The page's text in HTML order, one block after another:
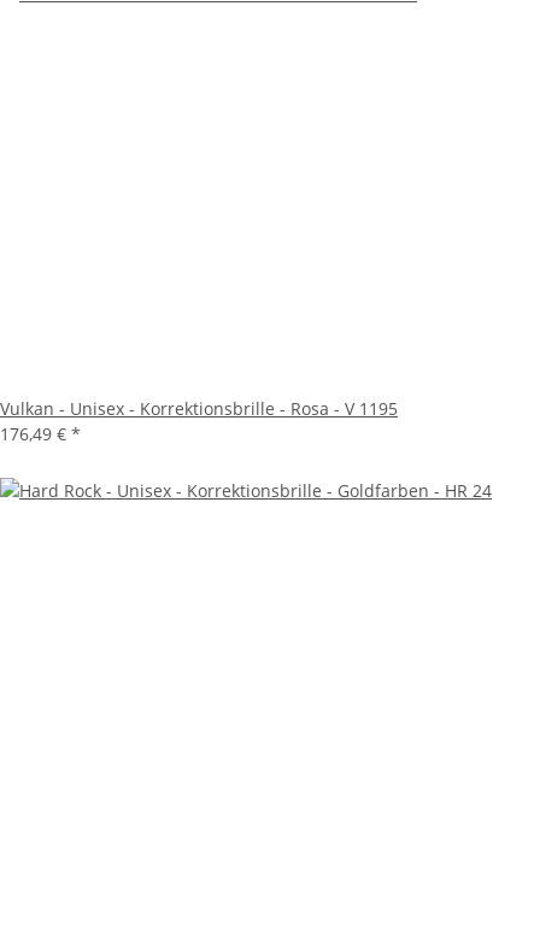
Vulkan - Unisex - Korrektionsbrille - Rosa - V 1195
176,49 € *